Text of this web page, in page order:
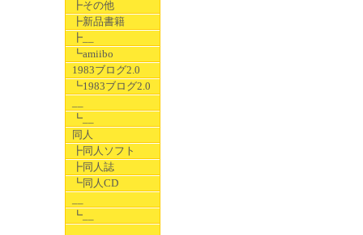
┣その他
┣新品書籍
┣__
┗amiibo
1983ブログ2.0
┗1983ブログ2.0
┗__
同人
┣同人ソフト
┣同人誌
┗同人CD
┗__